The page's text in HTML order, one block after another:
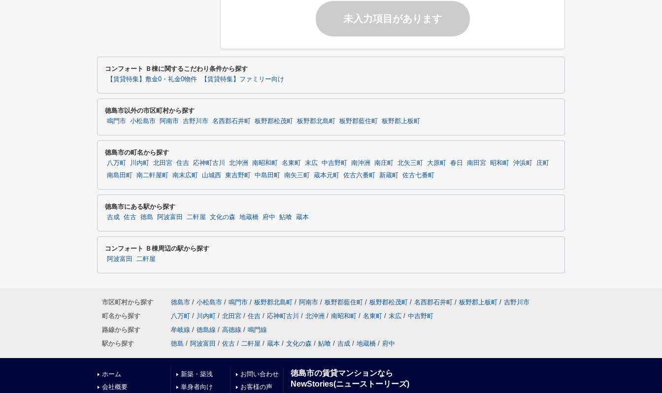
未入力項目があります
コンフォート Ｂ棟に関するこだわり条件から探す
【賃貸特集】敷金0・礼金0物件 【賃貸特集】ファミリー向け
徳島市以外の市区町村から探す
鳴門市 小松島市 阿南市 吉野川市 名西郡石井町 板野郡松茂町 板野郡北島町 板野郡藍住町 板野郡上板町
徳島市の町名から探す
八万町 川内町 北田宮 住吉 応神町古川 北沖洲 南昭和町 名東町 末広 中吉野町 南沖洲 南庄町 北矢三町 大原町 春日 南田宮 昭和町 沖浜町
庄町
南島田町
南二軒屋町 南末広町 山城西 東吉野町 中島田町 南矢三町 蔵本元町 佐古六番町 新蔵町 佐古七番町
徳島市にある駅から探す
吉成 佐古 徳島 阿波富田 二軒屋 文化の森 地蔵橋 府中 鮎喰 蔵本
コンフォート Ｂ棟周辺の駅から探す
阿波富田 二軒屋
市区町村から探す 徳島市 / 小松島市 / 鳴門市 / 板野郡北島町 / 阿南市 / 板野郡藍住町 / 板野郡松茂町 / 名西郡石井町 / 板野郡上板町 / 吉野川市
町名から探す
八万町 / 川内町 / 北田宮 / 住吉 / 応神町古川 / 北沖洲 / 南昭和町 / 名東町 / 末広 / 中吉野町
路線から探す
牟岐線 / 徳島線 / 高徳線 / 鳴門線
駅から探す
徳島 / 阿波富田 / 佐古 / 二軒屋 / 蔵本 / 文化の森 / 鮎喰 / 吉成 / 地蔵橋 / 府中
ホーム
会社概要
新築・築浅
単身者向け
お問い合わせ
お客様の声
徳島市の賃貸マンションなら
NewStories(ニューストーリーズ)